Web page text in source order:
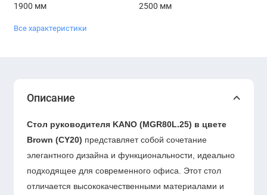
1900 мм 2500 мм
Все характеристики
Описание
Стол руководителя KANO (MGR80L.25) в цвете
Brown (CY20) представляет собой сочетание
элегантного дизайна и функциональности, идеально
подходящее для современного офиса.
Этот стол
отличается высококачественными материалами и